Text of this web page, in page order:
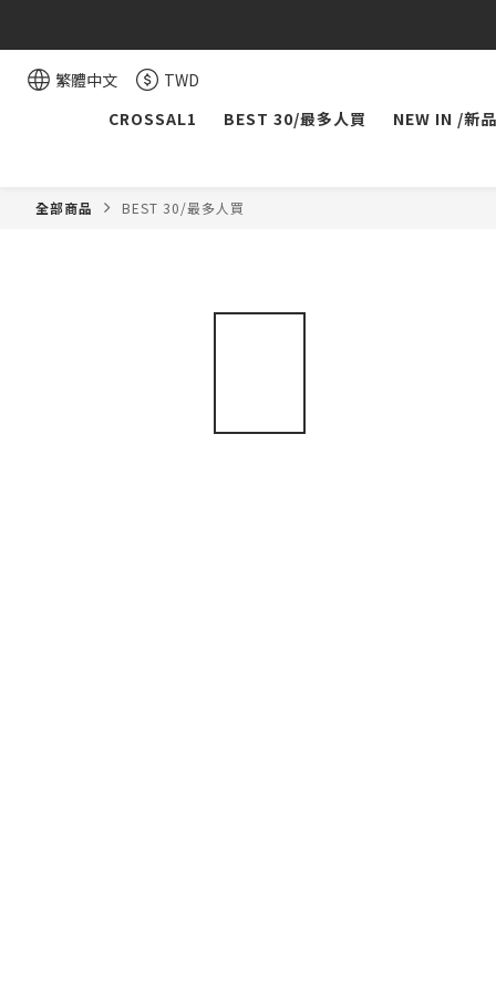
繁體中文
TWD
CROSSAL1
BEST 30/最多人買 NEW IN /新
全部商品 BEST 30/最多人買